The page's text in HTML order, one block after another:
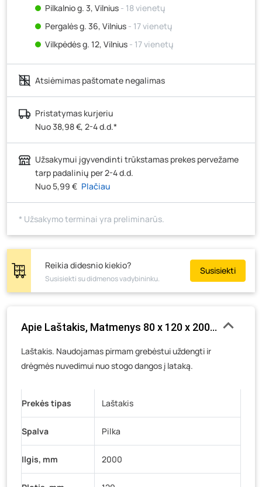
Pilkalnio g. 3, Vilnius - 18 vienetų
Pergalės g. 36, Vilnius - 17 vienetų
Vilkpėdės g. 12, Vilnius - 17 vienetų
Ateities g. 15, Vilnius- 18 vienetų
Kauno r., Narsiečių k., Vytauto g. 183, Kaunas
vienetų
Šilutės pl. 83A, Klaipėda
Pramonės g. 7, Šiauliai
Santaikos g. 26B, Alytus - 11 vienetų
J. Basanavičiaus g. 6, Utena
Novočėbės k. 3, Kėdainiai- 19 vienetų
Kauno g. 160, Marijampolė- 1 vienetas
Skuodo g. 41, Mažeikiai- 5 vienetai
Žemaičių g. 2, Raseiniai- 25 vienetai
Pramonės g. 6E, Šilutė- 18 vienetų
Luokės g. 82, Telšiai - 13 vienetų
Veteranų g. 11, Visaginas- 15 vienetų
Baravykų g. 1, Druskininkai- 21 vienetas
K. Donelaičio g. 17, Rokiškis
Šaltupės g. 64, Zarasai- 20 vienetų
Atsiėmimas paštomate negalimas
Pristatymas kurjeriu
Nuo 38,98 €, 2-4 d.d.*
Užsakymui įgyvendinti trūkstamas prekes pervežame
tarp padalinių per 2-4 d.d.
Nuo 5,99 € Plačiau
* Užsakymo terminai yra preliminarūs.
Reikia didesnio kiekio?
Susisiekti su didmenos vadybininku.
Susisiekti
Apie Laštakis, Matmenys 80 x 120 x 2000 mm,
Laštakis. Naudojamas pirmam grebėstui uždengti ir
drėgmės nuvedimui nuo stogo dangos į lataką.
Prekės tipas Laštakis
Spalva Pilka
Ilgis, mm 2000